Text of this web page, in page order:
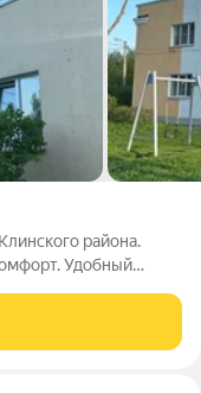
района.
Удобный
в спокойном и